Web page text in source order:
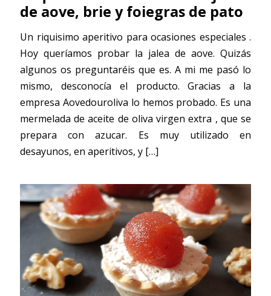
de aove, brie y foiegras de pato
Un riquisimo aperitivo para ocasiones especiales .
Hoy queríamos probar la jalea de aove. Quizás
algunos os preguntaréis que es. A mi me pasó lo
mismo, desconocía el producto. Gracias a la
empresa Aovedouroliva lo hemos probado. Es una
mermelada de aceite de oliva virgen extra , que se
prepara con azucar. Es muy utilizado en
desayunos, en aperitivos, y […]